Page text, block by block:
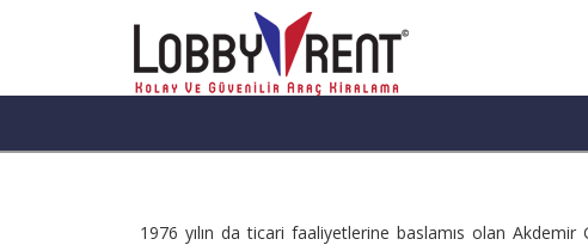
1976 yılın da ticari faaliyetlerine baslamıs olan